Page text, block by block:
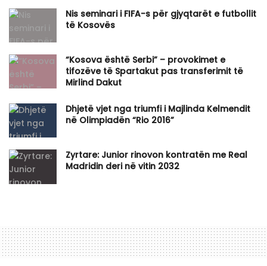
Nis seminari i FIFA-s për gjyqtarët e futbollit
të Kosovës
“Kosova është Serbi” – provokimet e
tifozëve të Spartakut pas transferimit të
Mirlind Dakut
Dhjetë vjet nga triumfi i Majlinda Kelmendit
në Olimpiadën “Rio 2016”
Zyrtare: Junior rinovon kontratën me Real
Madridin deri në vitin 2032